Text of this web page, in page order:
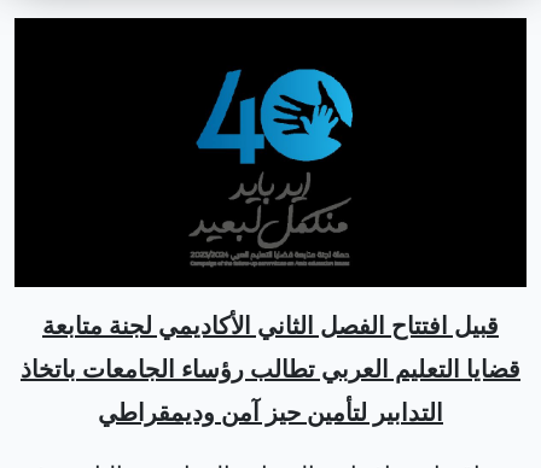
قبيل افتتاح الفصل الثاني الأكاديمي لجنة متابعة
قضايا التعليم العربي تطالب رؤساء الجامعات باتخاذ
التدابير لتأمين حيز آمن وديمقراطي